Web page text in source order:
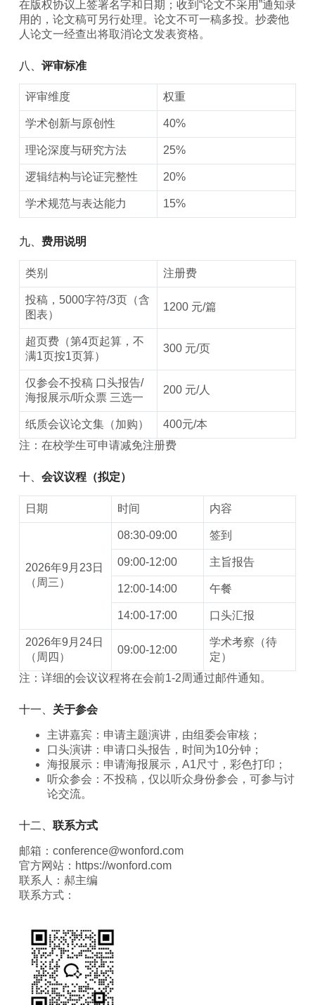
在版权协议上签署名字和日期；收到“论文不采用”通知录
用的，论文稿可另行处理。论文不可一稿多投。抄袭他
人论文一经查出将取消论文发表资格。
八、 评审标准
评审维度 权重
学术创新与原创性 40%
理论深度与研究方法 25%
逻辑结构与论证完整性 20%
学术规范与表达能力 15%
九、 费用说明
类别 注册费
投稿，5000字符/3页（含
图表）
1200 元/篇
超页费（第4页起算，不
满1页按1页算）
300 元/页
仅参会不投稿 口头报告/
海报展示/听众票 三选一
200 元/人
纸质会议论文集（加购）
400元/本
注：在校学生可申请减免注册费
十、 会议议程（拟定）
日期 时间 内容
2026年9月23日
（周三）
08:30-09:00 签到
09:00-12:00 主旨报告
12:00-14:00 午餐
14:00-17:00 口头汇报
2026年9月24日
（周四）
09:00-12:00
学术考察（待
定）
注：详细的会议议程将在会前1-2周通过邮件通知。
十一、 关于参会
主讲嘉宾：申请主题演讲，由组委会审核；
口头演讲：申请口头报告，时间为10分钟；
海报展示：申请海报展示，A1尺寸，彩色打印；
听众参会：不投稿，仅以听众身份参会，可参与讨
论交流。
十二、 联系方式
邮箱：conference@wonford.com
官方网站：https://wonford.com
联系人：郝主编
联系方式：